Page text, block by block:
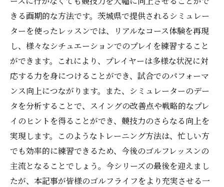
きる画期的な方法です。茨城県で提供されるシミュレー
ターを使ったレッスンでは、リアルなコース体験を再現
し、様々なシチュエーションでのプレイを練習すること
ができます。これにより、プレイヤーは多様な状況に対
応する力を身につけることができ、試合でのパフォーマ
ンス向上につながります。また、シミュレーターのデー
タを分析することで、スイングの改善点や戦略的なプレ
イのヒントを得ることができ、競技力のさらなる向上を
実現します。このようなトレーニング方法は、忙しい方
でも効率的に練習できるため、今後のゴルフレッスンの
主流となることでしょう。今シリーズの最後を迎えまし
たが、本記事が皆様のゴルフライフをより充実させる一